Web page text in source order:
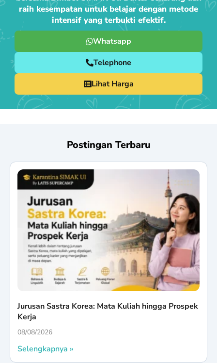
raih kesempatan untuk belajar dengan metode
intensif yang terbukti efektif.
Whatsapp
Telephone
Lihat Harga
Postingan Terbaru
Jurusan Sastra Korea: Mata Kuliah hingga Prospek
Kerja
08/08/2026
Selengkapnya »